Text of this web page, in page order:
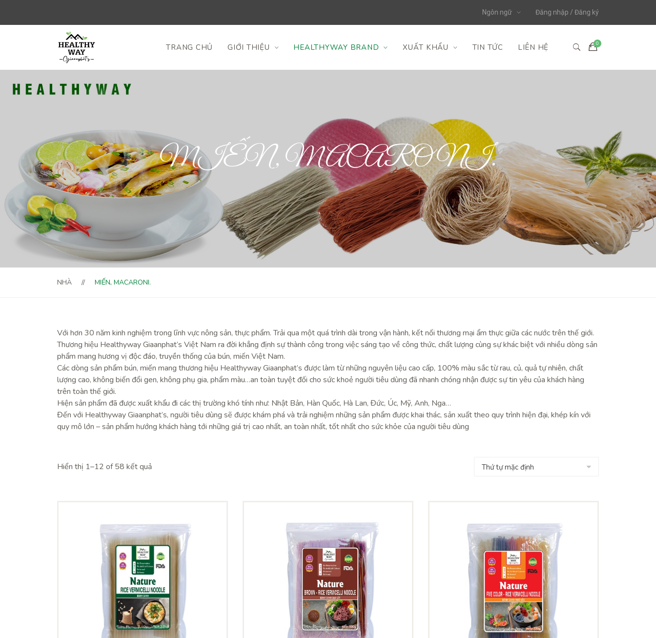
Ngôn ngữ Đăng nhập / Đăng ký
TRANG CHỦ GIỚI THIỆU HEALTHYWAY BRAND XUẤT KHẨU TIN TỨC LIÊN HỆ
MIẾN, MACARONI.
NHÀ MIẾN, MACARONI.
Với hơn 30 năm kinh nghiệm trong lĩnh vực nông sản, thực phẩm. Trải qua một quá trình dài trong vận hành, kết nối thương mại ẩm thực giữa các nước trên thế giới.
Thương hiệu Healthyway Giaanphat’s Việt Nam ra đời khẳng định sự thành công trong việc sáng tạo về công thức, chất lượng cùng sự khác biệt với nhiều dòng sản
phẩm mang hương vị độc đáo, truyền thống của bún, miến Việt Nam.
Các dòng sản phẩm bún, miến mang thương hiệu Healthyway Giaanphat’s được làm từ những nguyên liệu cao cấp, 100% màu sắc từ rau, củ, quả tự nhiên, chất
lượng cao, không biến đổi gen, không phụ gia, phẩm màu…an toàn tuyệt đối cho sức khoẻ người tiêu dùng đã nhanh chóng nhận được sự tin yêu của khách hàng
trên toàn thế giới.
Hiện sản phẩm đã được xuất khẩu đi các thị trường khó tính như: Nhật Bản, Hàn Quốc, Hà Lan, Đức, Úc, Mỹ, Anh, Nga…
Đến với Healthyway Giaanphat’s, người tiêu dùng sẽ được khám phá và trải nghiệm những sản phẩm được khai thác, sản xuất theo quy trình hiện đại, khép kín với
quy mô lớn – sản phẩm hướng khách hàng tới những giá trị cao nhất, an toàn nhất, tốt nhất cho sức khỏe của người tiêu dùng
Hiển thị 1–12 of 58 kết quả